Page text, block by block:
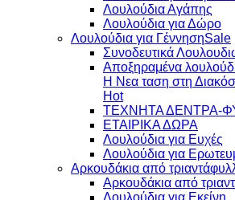
Λουλούδια Αγάπης
Λουλούδια για Δώρο
Λουλούδια για Γέννηση
Συνοδευτικά
Αποξηραμένα
Η Νεα ταση στη
ΤΕΧΝΗΤΑ ΔΕΝΤΡΑ-
ΕΤΑΙΡΙΚΑ ΔΩΡΑ
Λουλούδια για Ευχές
Λουλούδια για
Aρκουδάκια από
Aρκουδάκια από
Λουλούδια για Εκείνη